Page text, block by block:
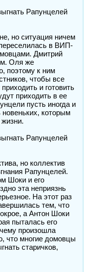
но ситуация ничем
в ВИП-
Дмитрий
Оля же
поэтому к ним
чтобы все
и готовить
приходить в ее
пусть иногда и
которым
но коллектив
Рапунцелей.
Шоки и его
эта неприязнь
На этот раз
тем, что
а Антон Шоки
пыталась его
произошла
что многие домовцы
старичков,